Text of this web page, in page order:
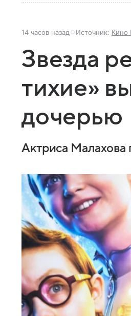
14 часов назад Источник: Кино
Звезда
тихие»
дочерью
Актриса Малахова